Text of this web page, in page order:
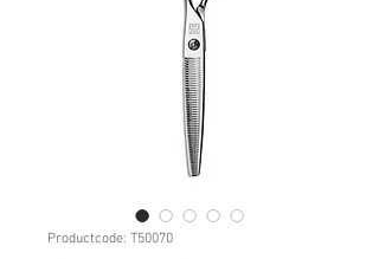
Productcode: T50070